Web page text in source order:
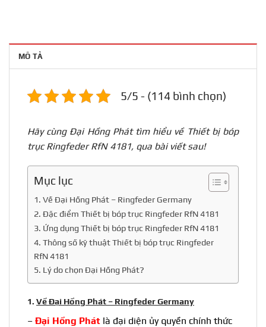
MÔ TẢ
5/5 - (114 bình chọn)
Hãy cùng Đại Hồng Phát tìm hiểu về Thiết bị bóp
trục Ringfeder RfN 4181, qua bài viết sau!
Mục lục
1. Về Đại Hồng Phát – Ringfeder Germany
2. Đặc điểm Thiết bị bóp trục Ringfeder RfN 4181
3. Ứng dụng Thiết bị bóp trục Ringfeder RfN 4181
4. Thông số kỹ thuật Thiết bị bóp trục Ringfeder
RfN 4181
5. Lý do chọn Đại Hồng Phát?
1. Về Đại Hồng Phát – Ringfeder Germany
– Đại Hồng Phát là đại diện ủy quyền chính thức